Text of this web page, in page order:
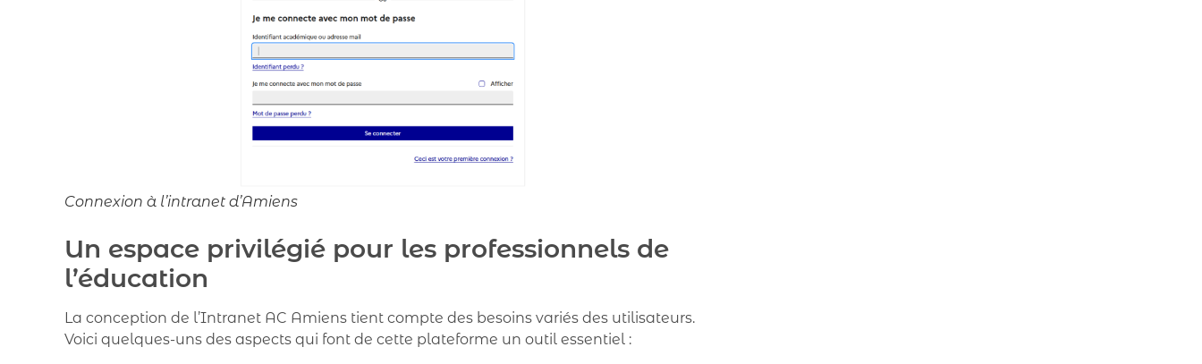
Connexion à l’intranet d’Amiens
Un espace privilégié pour les professionnels de
l’éducation
La conception de l’Intranet AC Amiens tient compte des besoins variés des utilisateurs.
Voici quelques-uns des aspects qui font de cette plateforme un outil essentiel :